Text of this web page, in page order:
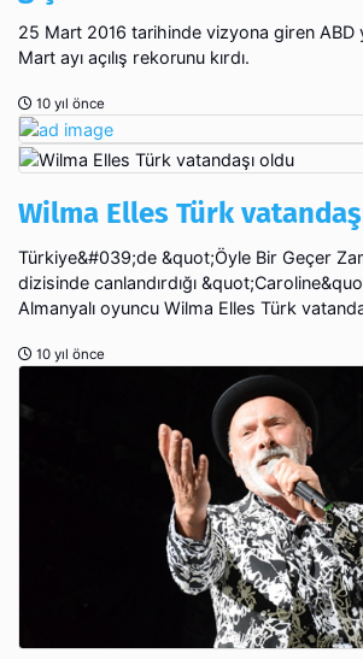
25 Mart 2016 tarihinde vizyona giren ABD
Mart ayı açılış rekorunu kırdı.
10 yıl önce
Wilma Elles Türk
Türkiye&#039;de &quot;Öyle Bir Geçer
dizisinde canlandırdığı
Almanyalı oyuncu Wilma Elles Türk
10 yıl önce